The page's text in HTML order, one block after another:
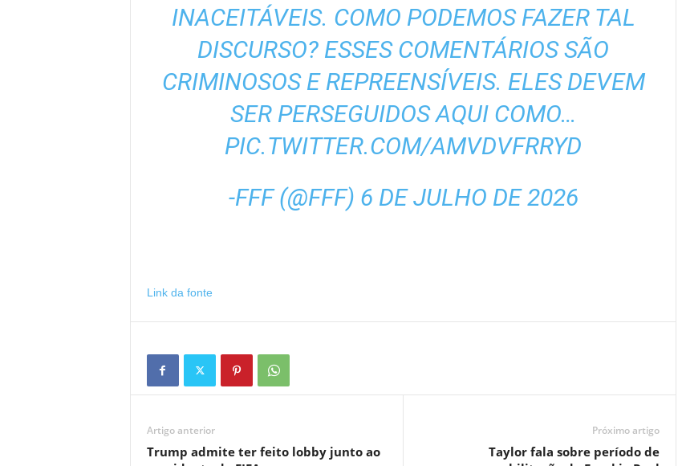
INACEITÁVEIS. COMO PODEMOS FAZER TAL
DISCURSO? ESSES COMENTÁRIOS SÃO
CRIMINOSOS E REPREENSÍVEIS. ELES DEVEM
SER PERSEGUIDOS AQUI COMO…
PIC.TWITTER.COM/AMVDVFRRYD
-FFF (@FFF) 6 DE JULHO DE 2026
Link da fonte
Artigo anterior
Trump admite ter feito lobby junto ao
Próximo artigo
Taylor fala sobre período de